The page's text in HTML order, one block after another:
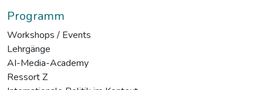
Programm
Workshops / Events
Lehrgänge
AI-Media-Academy
Ressort Z